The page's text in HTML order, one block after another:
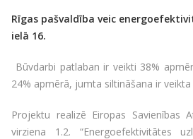
Rīgas pašvaldība veic
ielā 16.
Būvdarbi patlaban ir veikti 38%
24% apmērā, jumta siltināšana ir
Projektu realizē Eiropas Savienības
virziena 1.2. “Energoefektivitātes